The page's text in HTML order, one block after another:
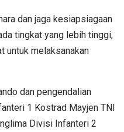
dan jaga kesiapsiagaan
tingkat yang lebih tinggi,
untuk melaksanakan
dan pengendalian
1 Kostrad Mayjen TNI
Divisi Infanteri 2